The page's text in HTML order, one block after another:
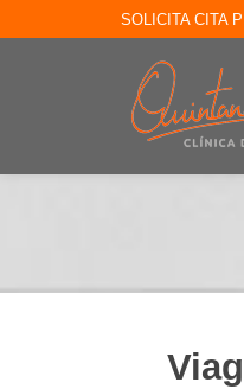
SOLICITA CITA